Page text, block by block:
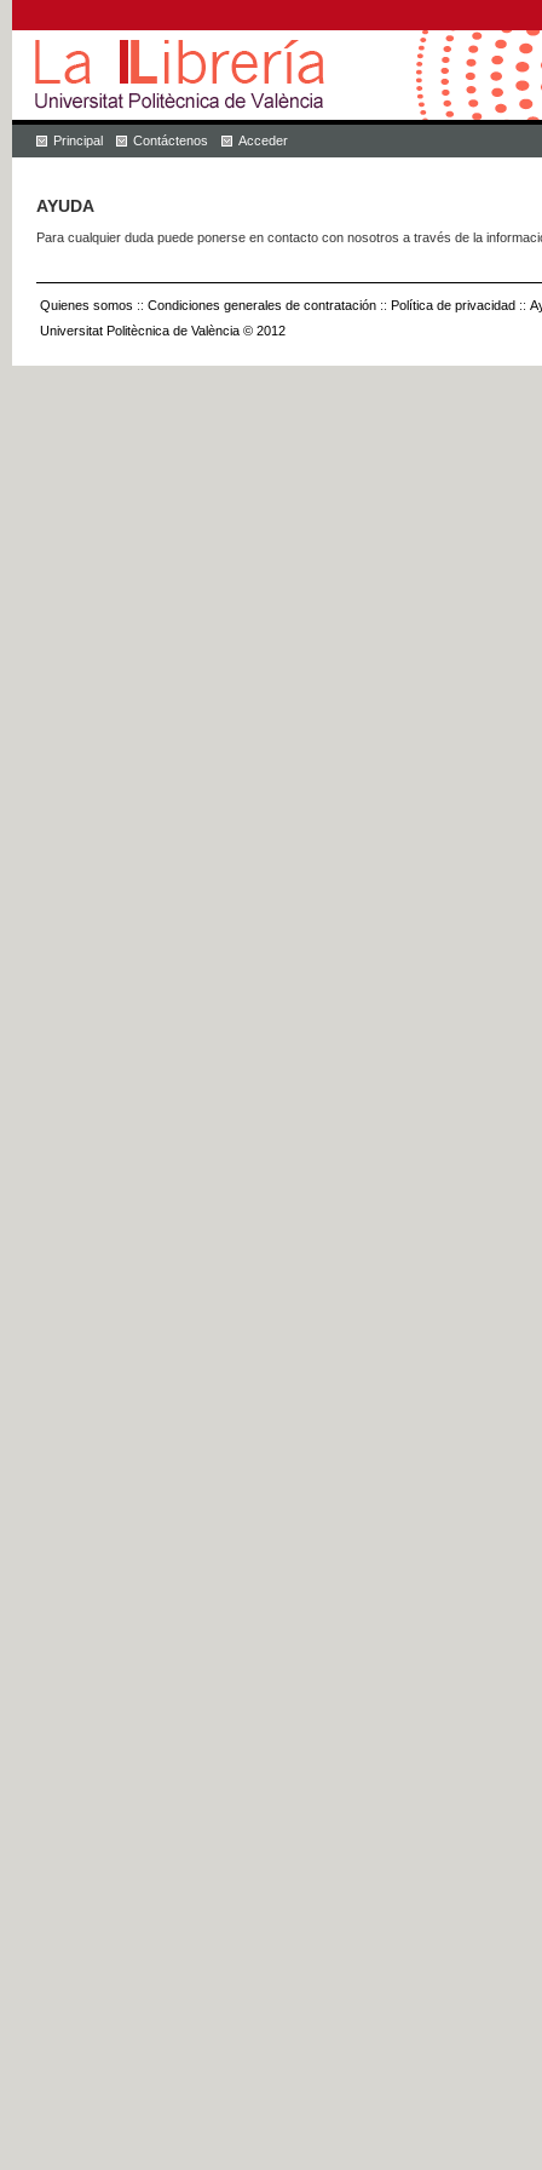
Principal Contáctenos Acceder
AYUDA
Para cualquier duda puede ponerse en contacto con nosotros a través de la
Quienes somos :: Condiciones generales de contratación :: Política de privacidad ::
Universitat Politècnica de València © 2012